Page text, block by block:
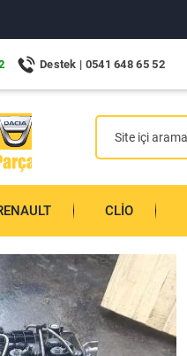
Destek | 0541 648 65 52
CLIO